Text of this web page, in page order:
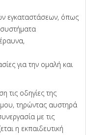
εγκαταστάσεων, όπως
για την ομαλή και
τις οδηγίες της
τηρώντας αυστηρά
με τις
η εκπαιδευτική